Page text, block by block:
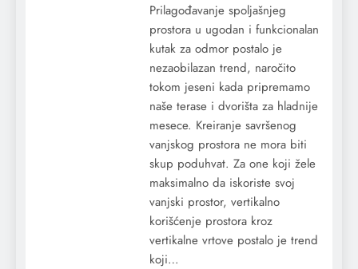
Prilagođavanje spoljašnjeg
prostora u ugodan i funkcionalan
kutak za odmor postalo je
nezaobilazan trend, naročito
tokom jeseni kada pripremamo
naše terase i dvorišta za hladnije
mesece. Kreiranje savršenog
vanjskog prostora ne mora biti
skup poduhvat. Za one koji žele
maksimalno da iskoriste svoj
vanjski prostor, vertikalno
korišćenje prostora kroz
vertikalne vrtove postalo je trend
koji…